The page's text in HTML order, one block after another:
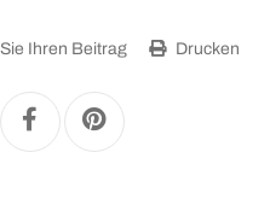
Ihren Beitrag Drucken